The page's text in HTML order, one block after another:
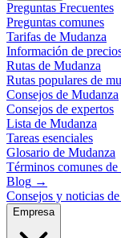
Preguntas Frecuentes
Preguntas comunes
Tarifas de Mudanza
Información de
Rutas de Mudanza
Rutas populares de
Consejos de Mudanza
Consejos de expertos
Lista de Mudanza
Tareas esenciales
Glosario de Mudanza
Términos comunes de
Blog →
Consejos y noticias
Empresa